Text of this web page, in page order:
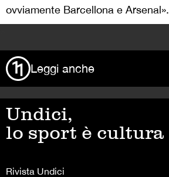
ovviamente Barcellona e Arsenal».
Leggi anche
Undici,
lo sport è cultura
Rivista Undici